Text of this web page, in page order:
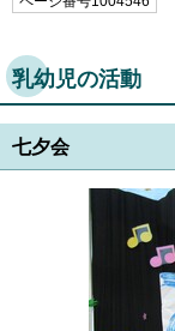
乳幼児の活動
七夕会